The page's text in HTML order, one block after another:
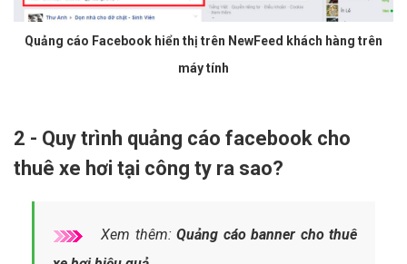
Quảng cáo Facebook hiển thị trên NewFeed khách hàng trên
máy tính
2 - Quy trình quảng cáo facebook cho
thuê xe hơi tại công ty ra sao?
Xem thêm:Quảng cáo banner cho thuê